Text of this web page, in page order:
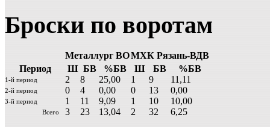
Броски по воротам
Металлург ВОМХК Рязань-ВДВ
Период
Ш БВ %БВ Ш БВ %БВ
1-й период 2 8 25,00 1 9 11,11
2-й период 0 4 0,00 0 13 0,00
3-й период 1 11 9,09 1 10 10,00
Всего 3 23 13,04 2 32 6,25